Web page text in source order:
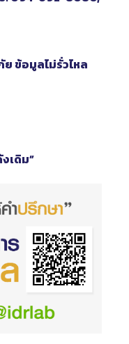
ข้อมูลไม่รั่วไหล
เดิม”